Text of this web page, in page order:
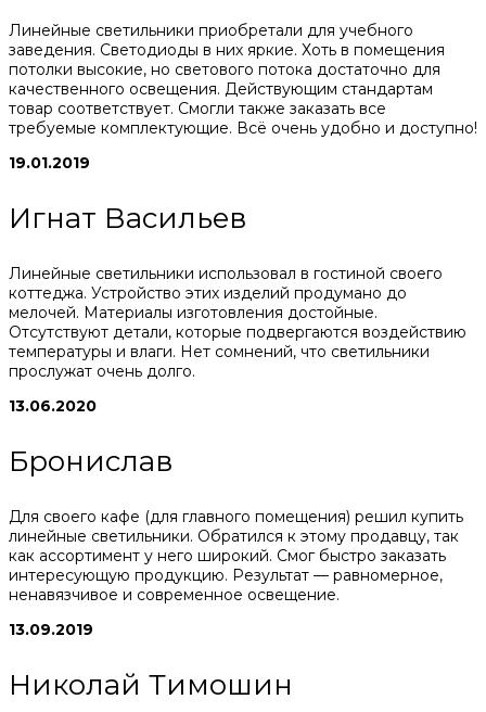
Линейные светильники приобретали для учебного
заведения. Светодиоды в них яркие. Хоть в помещения
потолки высокие, но светового потока достаточно для
качественного освещения. Действующим стандартам
товар соответствует. Смогли также заказать все
требуемые комплектующие. Всё очень удобно и доступно!
19.01.2019
Игнат Васильев
Линейные светильники использовал в гостиной своего
коттеджа. Устройство этих изделий продумано до
мелочей. Материалы изготовления достойные.
Отсутствуют детали, которые подвергаются воздействию
температуры и влаги. Нет сомнений, что светильники
прослужат очень долго.
13.06.2020
Бронислав
Для своего кафе (для главного помещения) решил купить
линейные светильники. Обратился к этому продавцу, так
как ассортимент у него широкий. Смог быстро заказать
интересующую продукцию. Результат — равномерное,
ненавязчивое и современное освещение.
13.09.2019
Николай Тимошин